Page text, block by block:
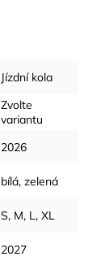
Jízdní kola
Zvolte
variantu
2026
bílá, zelená
S, M, L , XL
2027